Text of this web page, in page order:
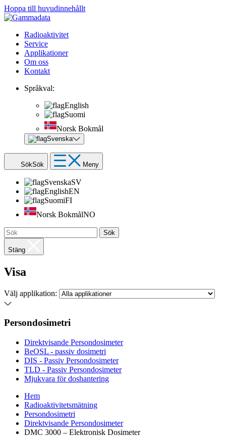
Hoppa till huvudinnehållt
Radioaktivitet
Service
Applikationer
Om oss
Kontakt
Språkval:
English
Suomi
Norsk Bokmål
Svenska
SökSök Meny
SvenskaSV
EnglishEN
SuomiFI
Norsk BokmålNO
Sök
Stäng
Visa
Välj applikation:
Persondosimetri
Direktvisande Persondosimeter
BeOSL - passiv dosimetri
DIS - Passiv Persondosimeter
TLD - Passiv Persondosimeter
Mjukvara för doshantering
Hem
Radioaktivitetsmätning
Persondosimetri
Direktvisande Persondosimeter
DMC 3000 – Elektronisk Dosimeter